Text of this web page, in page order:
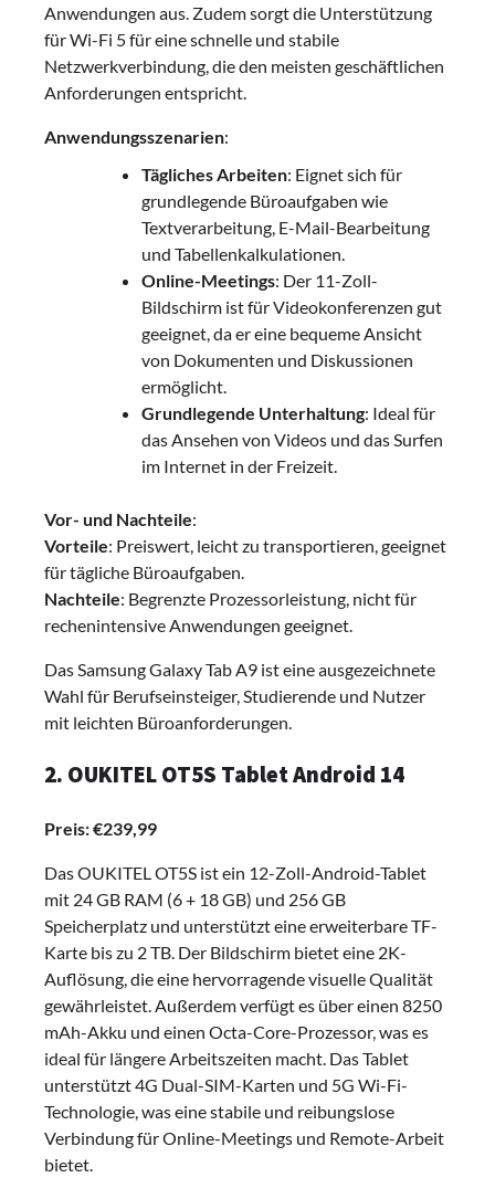
Anwendungen aus. Zudem sorgt die Unterstützung
für Wi-Fi 5 für eine schnelle und stabile
Netzwerkverbindung, die den meisten geschäftlichen
Anforderungen entspricht.
Anwendungsszenarien:
Tägliches Arbeiten: Eignet sich für
grundlegende Büroaufgaben wie
Textverarbeitung, E-Mail-Bearbeitung
und Tabellenkalkulationen.
Online-Meetings: Der 11-Zoll-
Bildschirm ist für Videokonferenzen gut
geeignet, da er eine bequeme Ansicht
von Dokumenten und Diskussionen
ermöglicht.
Grundlegende Unterhaltung: Ideal für
das Ansehen von Videos und das Surfen
im Internet in der Freizeit.
Vor- und Nachteile:
Vorteile: Preiswert, leicht zu transportieren, geeignet
für tägliche Büroaufgaben.
Nachteile: Begrenzte Prozessorleistung, nicht für
rechenintensive Anwendungen geeignet.
Das Samsung Galaxy Tab A9 ist eine ausgezeichnete
Wahl für Berufseinsteiger, Studierende und Nutzer
mit leichten Büroanforderungen.
2. OUKITEL OT5S Tablet Android 14
Preis: €239,99
Das OUKITEL OT5S ist ein 12-Zoll-Android-Tablet
mit 24 GB RAM (6 + 18 GB) und 256 GB
Speicherplatz und unterstützt eine erweiterbare TF-
Karte bis zu 2 TB. Der Bildschirm bietet eine 2K-
Auflösung, die eine hervorragende visuelle Qualität
gewährleistet. Außerdem verfügt es über einen 8250
mAh-Akku und einen Octa-Core-Prozessor, was es
ideal für längere Arbeitszeiten macht. Das Tablet
unterstützt 4G Dual-SIM-Karten und 5G Wi-Fi-
Technologie, was eine stabile und reibungslose
Verbindung für Online-Meetings und Remote-Arbeit
bietet.